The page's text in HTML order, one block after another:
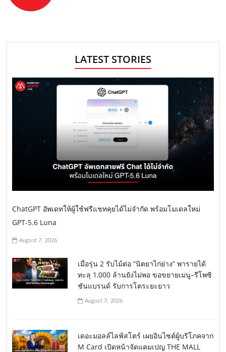
LATEST STORIES
ChatGPT อัพเดทให้ผู้ใช้ฟรีแชทคุยได้ไม่จำกัด พร้อมโมเดลใหม่
GPT-5.6 Luna
August 7, 2026
เมื่อรุ่น 2 รับไม้ต่อ “นิตยาไก่ย่าง” พารายได้
ทะลุ 1,000 ล้านยังไม่พอ ขอขยายเมนู–รีโพซิ
ชันแบรนด์ รับการโตระยะยาว
August 7, 2026
เดอะมอลล์ไลฟ์สโตร์ เผยอินไซต์ผู้บริโภคจาก
M Card เปิดหน้าจัดแคมเปญ THE MALL